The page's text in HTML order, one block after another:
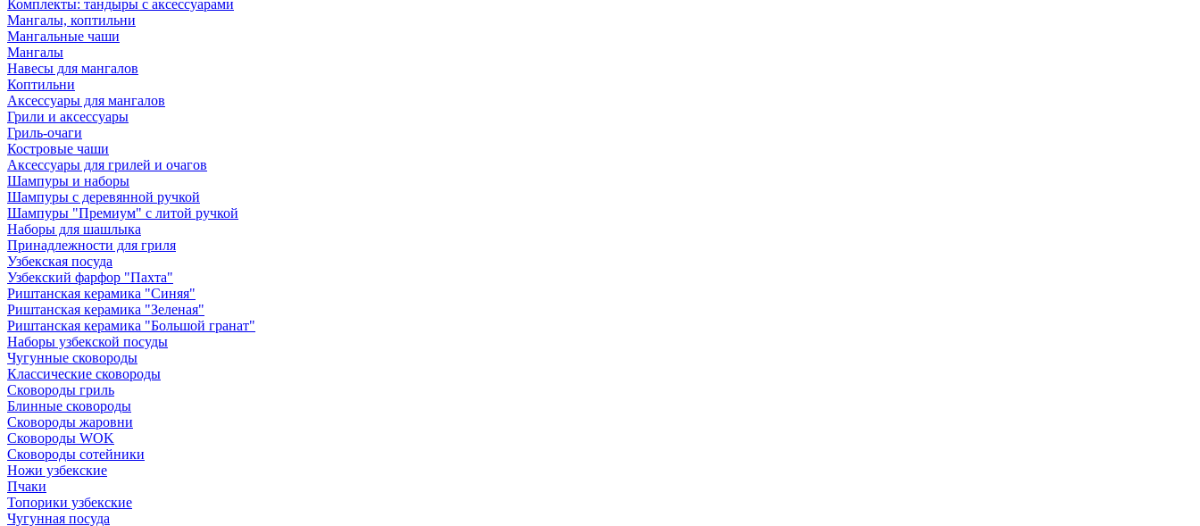
Комплекты: тандыры с аксессуарами
Мангалы, коптильни
Мангальные чаши
Мангалы
Навесы для мангалов
Коптильни
Аксессуары для мангалов
Грили и аксессуары
Гриль-очаги
Костровые чаши
Аксессуары для грилей и очагов
Шампуры и наборы
Шампуры с деревянной ручкой
Шампуры "Премиум" с литой ручкой
Наборы для шашлыка
Принадлежности для гриля
Узбекская посуда
Узбекский фарфор "Пахта"
Риштанская керамика "Синяя"
Риштанская керамика "Зеленая"
Риштанская керамика "Большой гранат"
Наборы узбекской посуды
Чугунные сковороды
Классические сковороды
Сковороды гриль
Блинные сковороды
Сковороды жаровни
Сковороды WOK
Сковороды сотейники
Ножи узбекские
Пчаки
Топорики узбекские
Чугунная посуда